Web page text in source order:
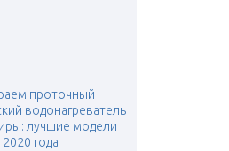
проточный
водонагреватель
лучшие модели
2020 года